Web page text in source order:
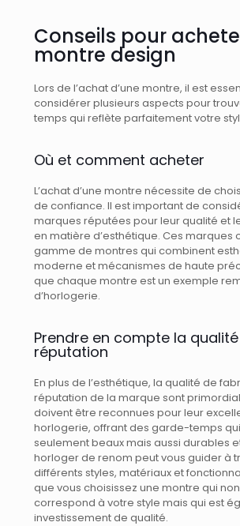
Conseils pour
montre design
Lors de l’achat d’une montre, il est
considérer plusieurs aspects pour
temps qui reflète parfaitement votre
Où et comment acheter
L’achat d’une montre nécessite de
de confiance. Il est important de
marques réputées pour leur qualité et
en matière d’esthétique. Ces marques
gamme de montres qui combinent
moderne et mécanismes de haute
que chaque montre est un exemple
d’horlogerie.
Prendre en compte la
réputation
En plus de l’esthétique, la qualité de
réputation de la marque sont
doivent être reconnues pour leur
horlogerie, offrant des garde-temps
seulement beaux mais aussi durables
horloger de renom peut vous guider à
différents styles, matériaux et
que vous choisissez une montre qui
correspond à votre style mais qui est
investissement de qualité.